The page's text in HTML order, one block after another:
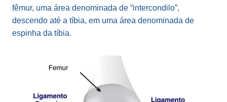
fêmur, uma área denominada de “intercondilo”,
descendo até a tíbia, em uma área denominada de
espinha da tíbia.